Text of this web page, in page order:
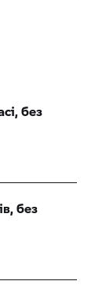
без
без